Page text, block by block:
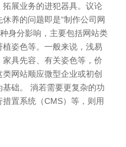
展业务的进犯器具。议论
养的问题即是“制作公司网
身分影响，主要包括网站类
姿色等。一般来说，浅易
具先容、有关姿色等，价
网站顺应微型企业或初创
础。 淌若需要更复杂的功
置系统（CMS）等，则用